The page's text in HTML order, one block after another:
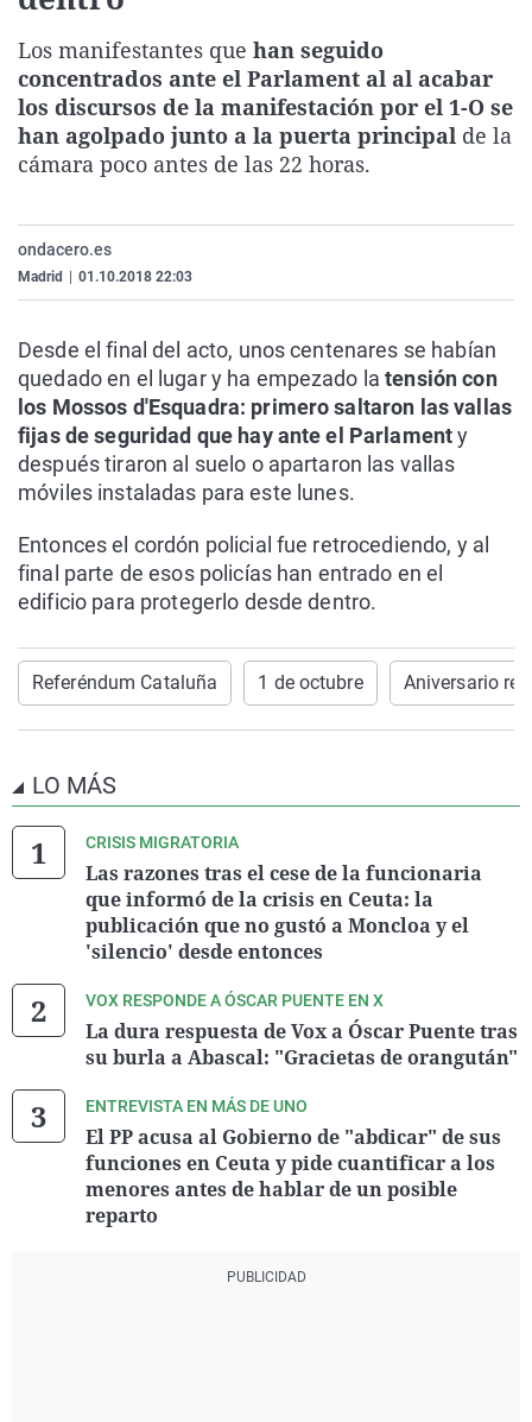
Gente viajera
Como el perro y el
Retornados
Equipo de
Operación Viuda
Galicia
La Rioja
Navarra
Televisión
Elecciones
Los manifestantes que han seguido
concentrados ante el Parlament al al acabar
los discursos de la manifestación por el 1-O se
han agolpado junto a la puerta principal de la
cámara poco antes de las 22 horas.
ondacero.es
Madrid 01.10.2018 22:03
Desde el final del acto, unos centenares se habían
quedado en el lugar y ha empezado la tensión con
los Mossos d'Esquadra: primero saltaron las vallas
fijas de seguridad que hay ante el Parlamenty
después tiraron al suelo o apartaron las vallas
móviles instaladas para este lunes.
Entonces el cordón policial fue retrocediendo, y al
final parte de esos policías han entrado en el
edificio para protegerlo desde dentro.
Referéndum Cataluña 1 de octubre Aniversario
LO MÁS
CRISIS MIGRATORIA
Las razones tras el cese de la funcionaria
que informó de la crisis en Ceuta: la
publicación que no gustó a Moncloa y el
'silencio' desde entonces
VOX RESPONDE A ÓSCAR PUENTE EN X
La dura respuesta de Vox a Óscar Puente tras
su burla a Abascal: "Gracietas de orangután"
ENTREVISTA EN MÁS DE UNO
El PP acusa al Gobierno de "abdicar" de sus
funciones en Ceuta y pide cuantificar a los
menores antes de hablar de un posible
reparto